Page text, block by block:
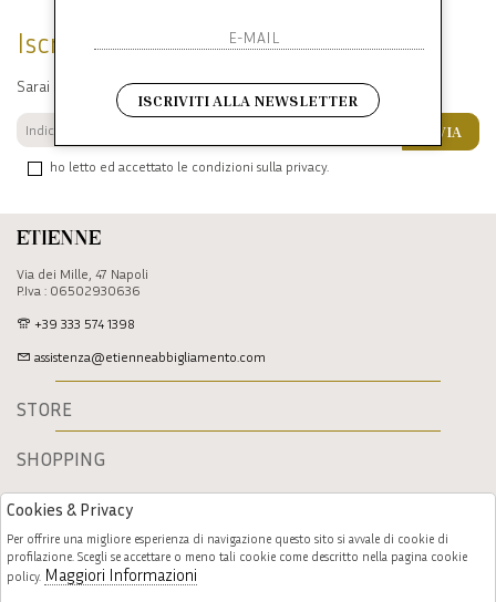
Etienne
Via dei Mille, 47 Napoli
P.Iva : 06502930636
+39 333 574 1398
assistenza@etienneabbigliamento.com
STORE
SHOPPING
Iscriviti alla newsletter
Sarai sempre aggiornato su offerte e promozioni.
ho letto ed accettato le condizioni sulla privacy.
INVIA
ISCRIVITI ALLA NEWSLETTER
Cookies & Privacy
Per offrire una migliore esperienza di navigazione questo sito si avvale di cookie di
profilazione. Scegli se accettare o meno tali cookie come descritto nella pagina cookie
policy. Maggiori Informazioni